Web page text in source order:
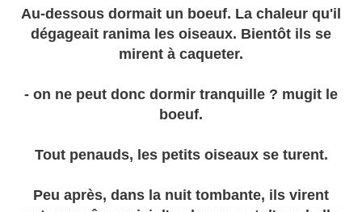
Au-dessous dormait un boeuf. La chaleur qu'il
dégageait ranima les oiseaux. Bientôt ils se
mirent à caqueter.
- on ne peut donc dormir tranquille ? mugit le
boeuf.
Tout penauds, les petits oiseaux se turent.
Peu après, dans la nuit tombante, ils virent